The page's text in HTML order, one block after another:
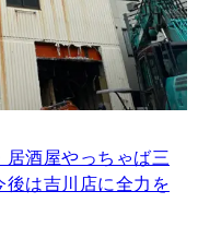
居酒屋やっちゃば三
は吉川店に全力を